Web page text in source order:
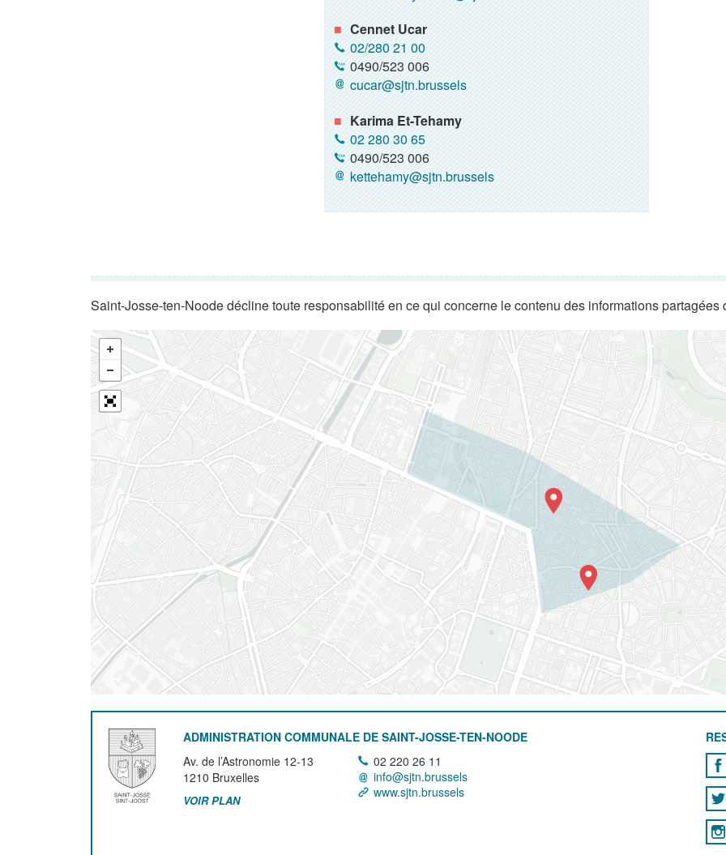
Cennet Ucar
02/280 21 00
0490/523 006
cucar@sjtn.brussels
Karima Et-Tehamy
02 280 30 65
0490/523 006
kettehamy@sjtn.brussels
Saint-Josse-ten-Noode décline toute responsabilité en ce qui concerne le contenu des informations partagées
ADMINISTRATION COMMUNALE DE SAINT-JOSSE-TEN-NOODE
Av. de l’Astronomie 12-13
1210 Bruxelles
VOIR PLAN
02 220 26 11
info@sjtn.brussels
www.sjtn.brussels